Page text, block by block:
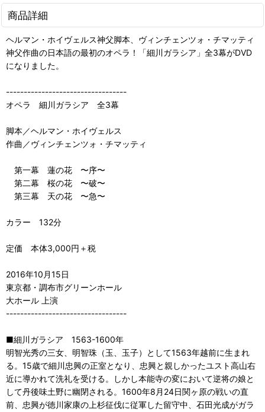
商品詳細
ヘルマン・ホイヴェルス神父脚本、ヴィンチェンツォ・チマッティ
神父作曲の日本語の最初のオペラ！「細川ガラシア」全3幕がDVD
になりました。
----------------------------------
オペラ 細川ガラシア 全3幕
脚本／ヘルマン・ホイヴェルス
作曲／ヴィンチェンツォ・チマッティ
第一幕 蓮の花 〜序〜
第二幕 桜の花 〜破〜
第三幕 天の花 〜急〜
カラー 132分
定価 本体3,000円＋税
2016年10月15日
東京都・調布市グリーンホール
大ホール 上演
----------------------------------
■細川ガラシア 1563-1600年
明智光秀の三女、明智珠（玉、玉子）として1563年越前に生まれ
る。15歳で細川忠興の正室となり、忠興と親しかったユスト高山右
近に導かれて洗礼を受ける。しかし本能寺の変において逆将の娘と
して丹後味土野に幽閉される。1600年8月24日関ヶ原の戦いの直
前、忠興が徳川家康の上杉征伐に従軍した留守中、石田光成がガラ